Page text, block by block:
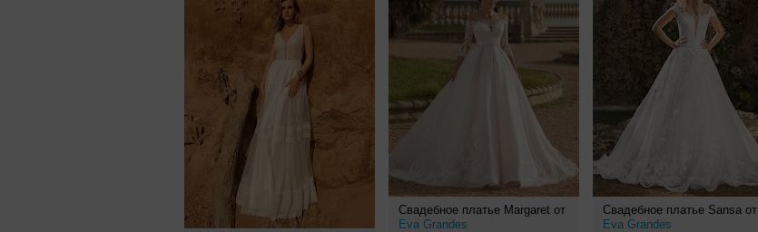
Свадебное платье Margaret от
Eva Grandes
Свадебное платье Sansa от
Eva Grandes